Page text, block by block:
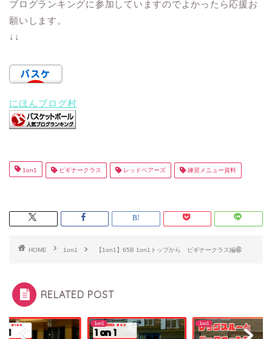
ブログランキングに参加していますのでよかったら応援お
願いします。
↓↓
にほんブログ村
1on1 ビギナークラス レッドベアーズ 練習メニュー資料
HOME 1on1 【1on1】65B 1on1トップから ビギナークラス編㊻
RELATED POST
1on1 1on1